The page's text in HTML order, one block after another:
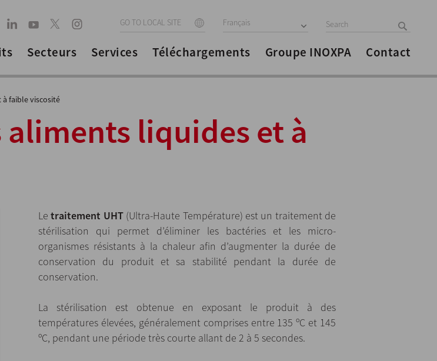
GO TO LOCAL SITE Français
Secteurs Services Téléchargements Groupe INOXPA Contact
faible viscosité
liquides et à
Letraitement UHT(Ultra-Haute Température) est un traitement de
stérilisation qui permet d’éliminer les bactéries et les micro-
organismes résistants à la chaleur afin d’augmenter la durée de
conservation du produit et sa stabilité pendant la durée de
conservation.
La stérilisation est obtenue en exposant le produit à des
températures élevées, généralement comprises entre 135 ºC et 145
ºC, pendant une période très courte allant de 2 à 5 secondes.